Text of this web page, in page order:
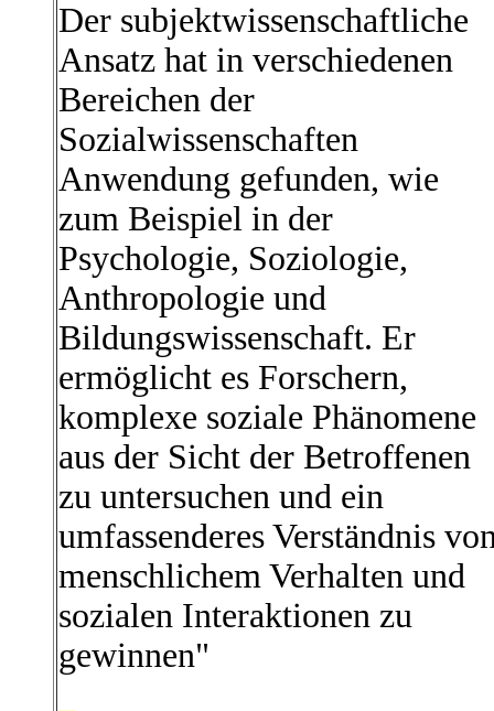
Der subjektwissenschaftliche
Ansatz hat in verschiedenen
Bereichen der
Sozialwissenschaften
Anwendung gefunden, wie
zum Beispiel in der
Psychologie, Soziologie,
Anthropologie und
Bildungswissenschaft. Er
ermöglicht es Forschern,
komplexe soziale Phänomene
aus der Sicht der Betroffenen
zu untersuchen und ein
umfassenderes Verständnis
menschlichem Verhalten und
sozialen Interaktionen zu
gewinnen"